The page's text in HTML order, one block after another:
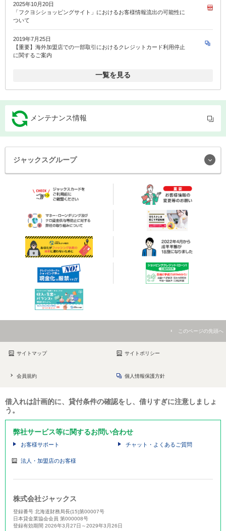
2025年10月20日
「フクヨシショッピングサイト」におけるお客様情報流出の可能性に
ついて
2019年7月25日
【重要】海外加盟店での一部取引におけるクレジットカード利用停止
に関するご案内
一覧を見る
メンテナンス情報
ジャックスグループ
このページの先頭へ
サイトマップ サイトポリシー
会員規約 個人情報保護方針
借入れは計画的に、貸付条件の確認をし、借りすぎに注意しましょ
う。
弊社サービス等に関するお問い合わせ
お客様サポート チャット・よくあるご質問
法人・加盟店のお客様
株式会社ジャックス
登録番号 北海道財務局長(15)第00007号
日本貸金業協会会員 第000008号
登録有効期間 2026年3月27日～2029年3月26日